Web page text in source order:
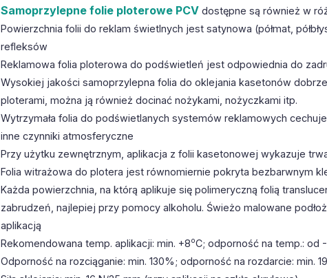
Samoprzylepne folie ploterowe PCV dostępne są również w
Powierzchnia folii do reklam świetlnych jest satynowa (półmat,
refleksów
Reklamowa folia ploterowa do podświetleń jest odpowiednia do
Wysokiej jakości samoprzylepna folia do oklejania kasetonów
ploterami, można ją również docinać nożykami, nożyczkami itp.
Wytrzymała folia do podświetlanych systemów reklamowych
inne czynniki atmosferyczne
Przy użytku zewnętrznym, aplikacja z folii kasetonowej wykazuje
Folia witrażowa do plotera jest równomiernie pokryta bezbarwnym
Każda powierzchnia, na którą aplikuje się polimeryczną folią
zabrudzeń, najlepiej przy pomocy alkoholu. Świeżo malowane
aplikacją
Rekomendowana temp. aplikacji: min. +8oC; odporność na temp.: od
Odporność na rozciąganie: min. 130%; odporność na rozdarcie: min.